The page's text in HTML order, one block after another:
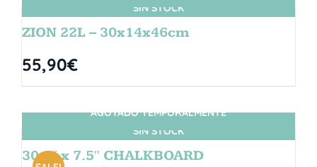
SIN STOCK
ZION 22L – 30x14x46cm
55,90€
SIN STOCK
AGOTADO TEMPORALMENTE
30.5″ x 7.5″ CHALKBOARD